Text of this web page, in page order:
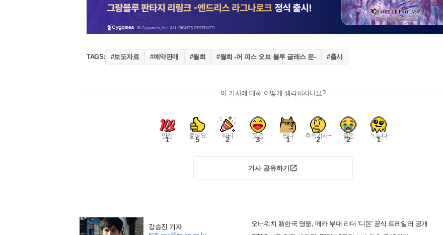
TAGS: #보도자료 #예약판매 #월희 #월희 -어 피스 오브 블루 글래스 문- #출시
이 기사에 대해 어떻게 생각하시나요?
만점
1 좋아요
5 파티
2 웃음
3 씬나
1 후속기사+
2 울음
2 녹는다
1
기사 공유하기
강승진 기자
오버워치 新한국 영웅, 메카 부대 리더 '디몬' 공식 트레일러 공개